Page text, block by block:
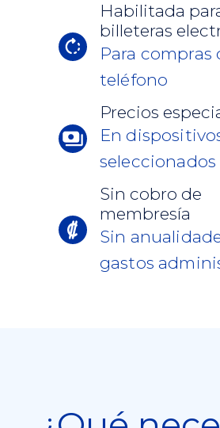
Habilitada
billeteras
Para compras
teléfono
Precios
En
seleccionados
Sin cobro de
membresía
Sin
gastos